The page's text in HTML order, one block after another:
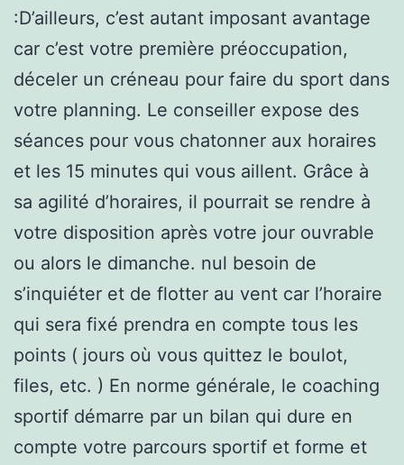
:D’ailleurs, c’est autant imposant avantage
car c’est votre première préoccupation,
déceler un créneau pour faire du sport dans
votre planning. Le conseiller expose des
séances pour vous chatonner aux horaires
et les 15 minutes qui vous aillent. Grâce à
sa agilité d’horaires, il pourrait se rendre à
votre disposition après votre jour ouvrable
ou alors le dimanche. nul besoin de
s’inquiéter et de flotter au vent car l’horaire
qui sera fixé prendra en compte tous les
points ( jours où vous quittez le boulot,
files, etc. ) En norme générale, le coaching
sportif démarre par un bilan qui dure en
compte votre parcours sportif et forme et